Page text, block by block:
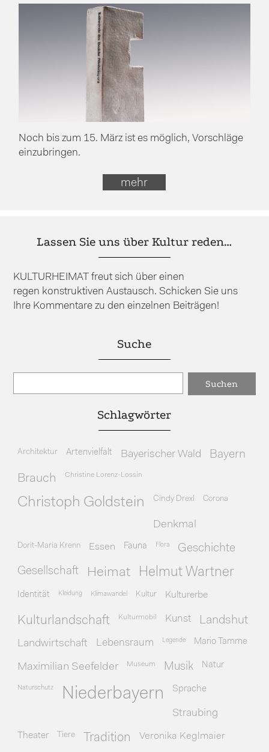
Noch bis zum 15. März ist es möglich, Vorschläge
einzubringen.
mehr
Lassen Sie uns über Kultur reden…
KULTURHEIMAT freut sich über einen
regen konstruktiven Austausch. Schicken Sie uns
Ihre Kommentare zu den einzelnen Beiträgen!
Suche
Schlagwörter
Architektur Artenvielfalt Bayerischer Wald Bayern
Brauch Christine Lorenz-Lossin
Christoph Goldstein Cindy Drexl Corona
Denkmal
Dorit-Maria Krenn Essen Fauna Flora Geschichte
Gesellschaft Heimat Helmut Wartner
Identität Kleidung Klimawandel Kultur Kulturerbe
Kulturlandschaft Kulturmobil Kunst Landshut
Landwirtschaft Lebensraum Legende Mario Tamme
Maximilian Seefelder Museum Musik Natur
Naturschutz Niederbayern Sprache
Straubing
Theater Tiere Tradition Veronika Keglmaier